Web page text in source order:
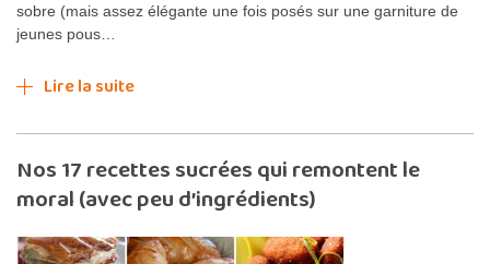
sobre (mais assez élégante une fois posés sur une garniture de
jeunes pous…
Lire la suite
Nos 17 recettes sucrées qui remontent le
moral (avec peu d’ingrédients)